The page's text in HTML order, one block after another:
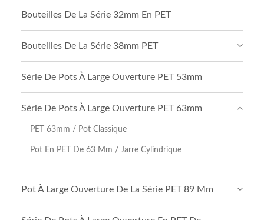
Bouteilles De La Série 32mm En PET
Bouteilles De La Série 38mm PET
Série De Pots À Large Ouverture PET 53mm
Série De Pots À Large Ouverture PET 63mm
PET 63mm / Pot Classique
Pot En PET De 63 Mm / Jarre Cylindrique
Pot À Large Ouverture De La Série PET 89 Mm